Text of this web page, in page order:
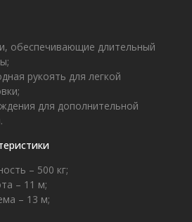
обеспечивающие длительный
рукоять для легкой
для дополнительной
– 500 кг;
– 11 м;
– 13 м;